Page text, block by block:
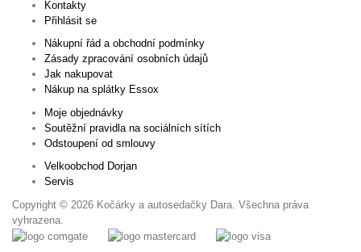
Kontakty
Přihlásit se
Nákupní řád a obchodní podmínky
Zásady zpracování osobních údajů
Jak nakupovat
Nákup na splátky Essox
Moje objednávky
Soutěžní pravidla na sociálních sítích
Odstoupení od smlouvy
Velkoobchod Dorjan
Servis
Copyright © 2026 Kočárky a autosedačky Dara. Všechna práva
vyhrazena.